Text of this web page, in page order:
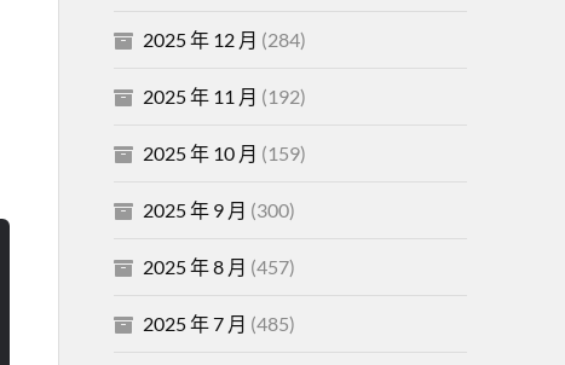
2025 年 12 月 (284)
2025 年 11 月 (192)
2025 年 10 月 (159)
2025 年 9 月 (300)
2025 年 8 月 (457)
2025 年 7 月 (485)